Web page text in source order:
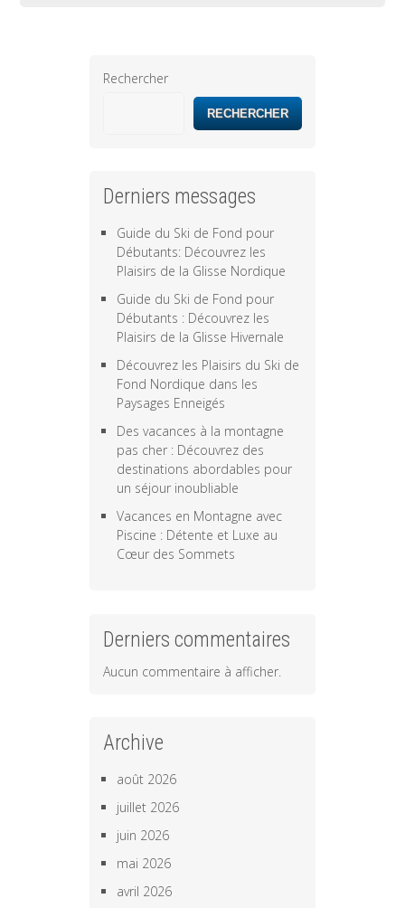
Rechercher
RECHERCHER
Derniers messages
Guide du Ski de Fond pour
Débutants: Découvrez les
Plaisirs de la Glisse Nordique
Guide du Ski de Fond pour
Débutants : Découvrez les
Plaisirs de la Glisse Hivernale
Découvrez les Plaisirs du Ski de
Fond Nordique dans les
Paysages Enneigés
Des vacances à la montagne
pas cher : Découvrez des
destinations abordables pour
un séjour inoubliable
Vacances en Montagne avec
Piscine : Détente et Luxe au
Cœur des Sommets
Derniers commentaires
Aucun commentaire à afficher.
Archive
août 2026
juillet 2026
juin 2026
mai 2026
avril 2026